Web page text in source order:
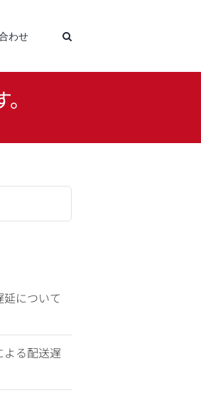
わせ
について
る配送遅